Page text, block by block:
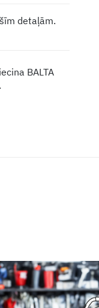
detaļām.
BALTA